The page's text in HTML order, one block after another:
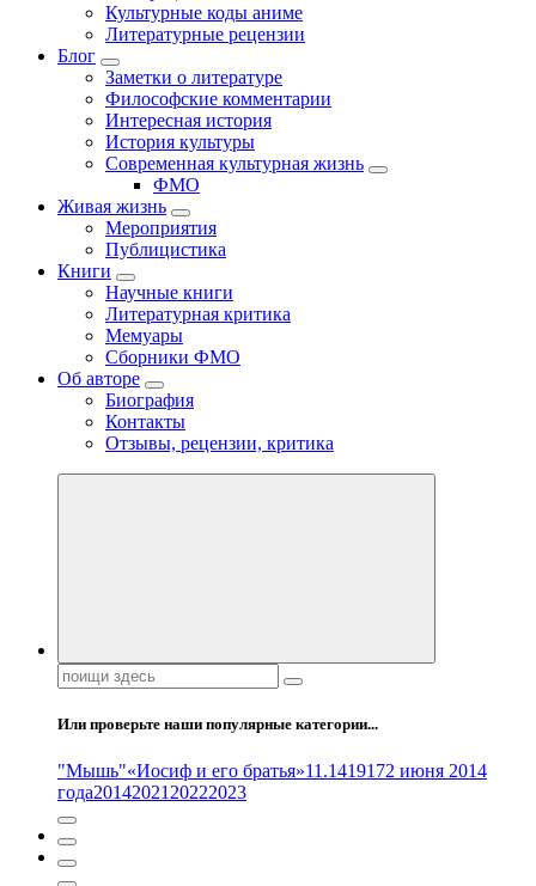
Культурные коды аниме
Литературные рецензии
Блог
Заметки о литературе
Философские комментарии
Интересная история
История культуры
Современная культурная жизнь
ФМО
Живая жизнь
Мероприятия
Публицистика
Книги
Научные книги
Литературная критика
Мемуары
Сборники ФМО
Об авторе
Биография
Контакты
Отзывы, рецензии, критика
Поиск:
Или проверьте наши популярные категории...
"Мышь"«Иосиф и его братья»11.1419172 июня 2014
года20142021 20222023